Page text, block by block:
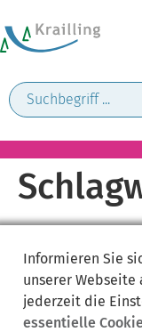
Informieren Sie
unserer Webseite
jederzeit die
essentielle